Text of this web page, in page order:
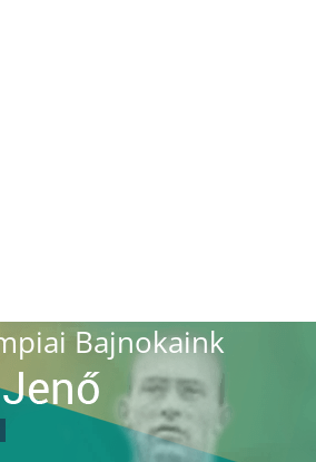
Bajnokaink